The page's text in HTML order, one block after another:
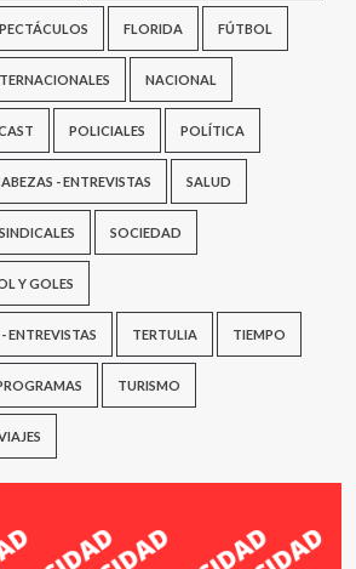
FLORIDA FÚTBOL
NACIONAL
POLICIALES POLÍTICA
- ENTREVISTAS SALUD
SINDICALES SOCIEDAD
Y GOLES
ENTREVISTAS TERTULIA TIEMPO
TURISMO